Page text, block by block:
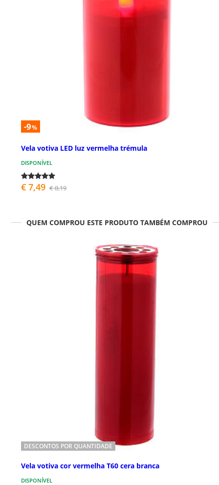
-9%
Vela votiva LED luz vermelha trémula
DISPONÍVEL
€ 7,49 € 8,19
QUEM COMPROU ESTE PRODUTO TAMBÉM COMPROU
DESCONTOS POR QUANTIDADE
Vela votiva cor vermelha T60 cera branca
DISPONÍVEL